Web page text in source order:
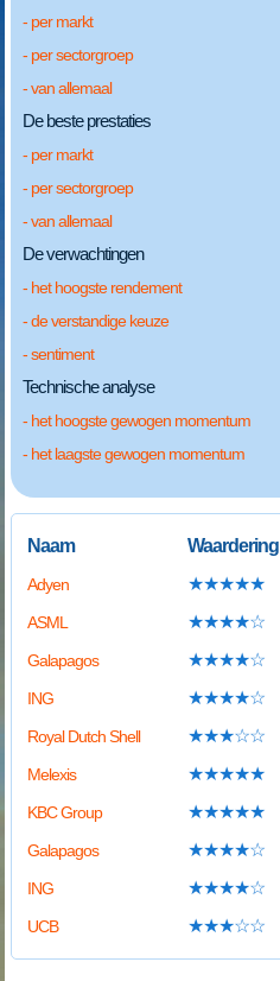
- per markt
- per sectorgroep
- van allemaal
De beste prestaties
- per markt
- per sectorgroep
- van allemaal
De verwachtingen
- het hoogste rendement
- de verstandige keuze
- sentiment
Technische analyse
- het hoogste gewogen momentum
- het laagste gewogen momentum
Naam Waardering
Adyen ★★★★★
ASML ★★★★☆
Galapagos ★★★★☆
ING ★★★★☆
Royal Dutch Shell ★★★☆☆
Melexis ★★★★★
KBC Group ★★★★★
Galapagos ★★★★☆
ING ★★★★☆
UCB ★★★☆☆